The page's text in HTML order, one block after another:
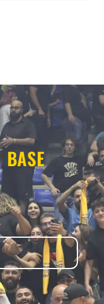
BASE